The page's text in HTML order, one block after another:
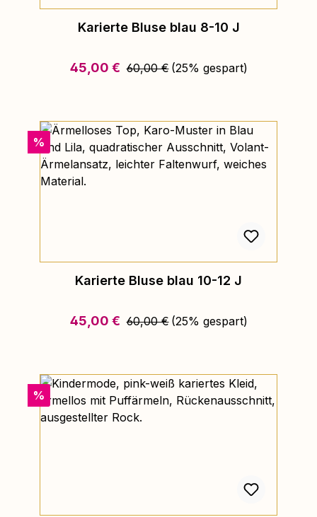
Karierte Bluse blau 8-10 J
Verkaufspreis:
45,00 € Regulärer Preis:
60,00 € (25% gespart)
Rabatt
%
Karierte Bluse blau 10-12 J
Verkaufspreis:
45,00 € Regulärer Preis:
60,00 € (25% gespart)
Rabatt
%